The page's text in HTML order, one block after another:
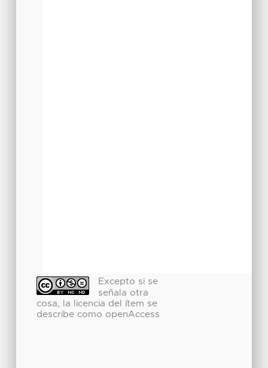
Excepto si se
señala otra
cosa, la licencia del ítem se
describe como openAccess